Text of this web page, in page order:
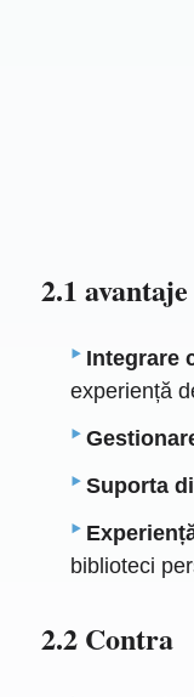
2.1 avantaje
Integrare
experiență
Suporta
biblioteci
2.2 Contra